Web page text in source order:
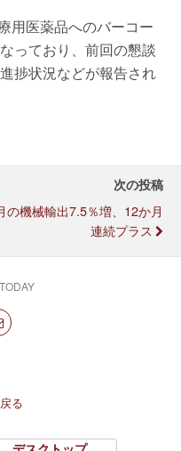
用医薬品へのバーコー
っており、前回の懇談
捗状況などが報告され
次の投稿
の機械輸出7.5％増、12か月
連続プラス
る